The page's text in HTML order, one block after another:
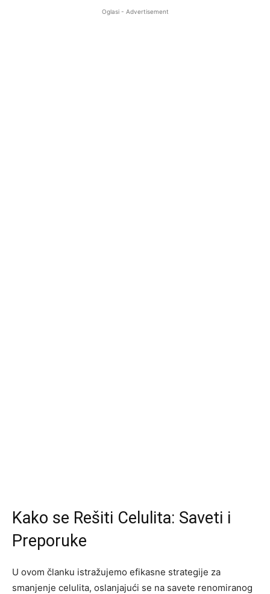
Oglasi - Advertisement
Kako se Rešiti Celulita: Saveti i
Preporuke
U ovom članku istražujemo efikasne strategije za
smanjenje celulita, oslanjajući se na savete renomiranog